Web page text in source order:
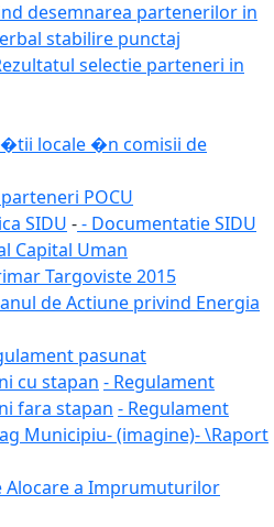
desemnarea partenerilor in
stabilire punctaj
selectie parteneri in
locale �n comisii de
POCU
SIDU -- Documentatie SIDU
Capital Uman
Targoviste 2015
de Actiune privind Energia
pasunat
cu stapan - Regulament
fara stapan - Regulament
Municipiu- (imagine)- \Raport
Alocare a Imprumuturilor